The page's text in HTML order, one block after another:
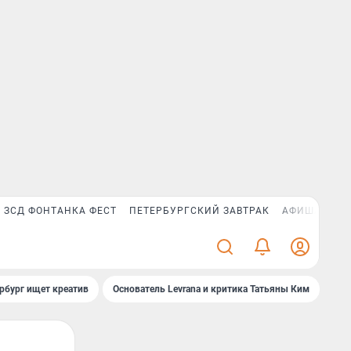
ЗСД ФОНТАНКА ФЕСТ ПЕТЕРБУРГСКИЙ ЗАВТРАК АФИША PLUS
ищет креатив Основатель Levrana и критика Татьяны Ким